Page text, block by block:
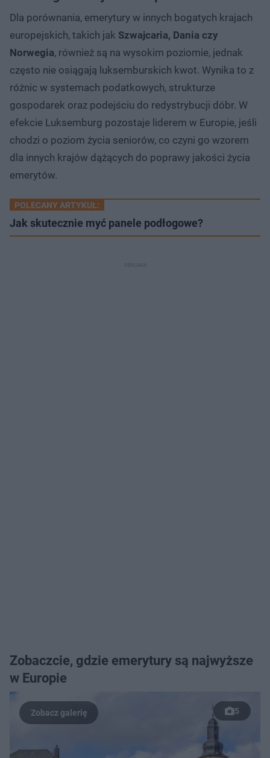
Dla porównania, emerytury w innych bogatych krajach
europejskich, takich jak Szwajcaria, Dania czy
Norwegia, również są na wysokim poziomie, jednak
często nie osiągają luksemburskich kwot. Wynika to z
różnic w systemach podatkowych, strukturze
gospodarek oraz podejściu do redystrybucji dóbr. W
efekcie Luksemburg pozostaje liderem w Europie, jeśli
chodzi o poziom życia seniorów, co czyni go wzorem
dla innych krajów dążących do poprawy jakości życia
emerytów.
POLECANY ARTYKUŁ:
Jak skutecznie myć panele podłogowe?
Zobaczcie, gdzie emerytury są najwyższe
w Europie
5